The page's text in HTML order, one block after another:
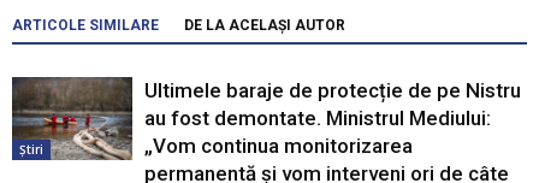
ARTICOLE SIMILARE DE LA ACELAȘI AUTOR
Știri
Ultimele baraje de protecție de pe Nistru
au fost demontate. Ministrul Mediului:
„Vom continua monitorizarea
permanentă și vom interveni ori de câte